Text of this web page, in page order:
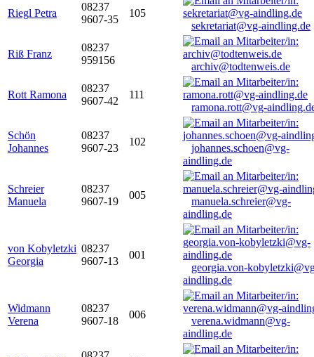
Riegl Petra
08237
9607-35
105
sekretariat@vg-aindling.de
Riß Franz
08237
959156
archiv@todtenweis.de
Rott Ramona
08237
9607-42
111
ramona.rott@vg-
Schön
Johannes
08237
9607-23
102
johannes.schoen@vg-
aindling.de
Schreier
Manuela
08237
9607-19
005
manuela.schreier@vg-
aindling.de
von Kobyletzki
Georgia
08237
9607-13
001
georgia.von-
aindling.de
Widmann
Verena
08237
9607-18
006
verena.widmann@vg-
aindling.de